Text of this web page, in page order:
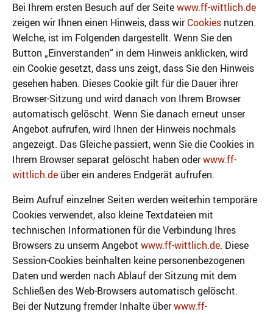
Bei Ihrem ersten Besuch auf der Seitewww.ff-wittlich.de
zeigen wir Ihnen einen Hinweis, dass wirCookies nutzen.
Welche, ist im Folgenden dargestellt. Wenn Sie den
Button „Einverstanden“ in dem Hinweis anklicken, wird
ein Cookie gesetzt, dass uns zeigt, dass Sie den Hinweis
gesehen haben. Dieses Cookie gilt für die Dauer ihrer
Browser-Sitzung und wird danach von Ihrem Browser
automatisch gelöscht. Wenn Sie danach erneut unser
Angebot aufrufen, wird Ihnen der Hinweis nochmals
angezeigt. Das Gleiche passiert, wenn Sie die Cookies in
Ihrem Browser separat gelöscht haben oderwww.ff-
wittlich.de über ein anderes Endgerät aufrufen.
Beim Aufruf einzelner Seiten werden weiterhin temporäre
Cookies verwendet, also kleine Textdateien mit
technischen Informationen für die Verbindung Ihres
Browsers zu unserm Angebot www.ff-wittlich.de. Diese
Session-Cookies beinhalten keine personenbezogenen
Daten und werden nach Ablauf der Sitzung mit dem
Schließen des Web-Browsers automatisch gelöscht.
Bei der Nutzung fremder Inhalte überwww.ff-